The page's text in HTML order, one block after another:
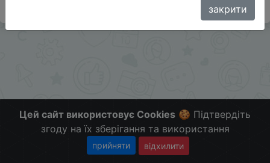
Цей сайт використовує Cookies 🍪 Підтвердіть
згоду на їх зберігання та використання
прийняти відхилити
закрити